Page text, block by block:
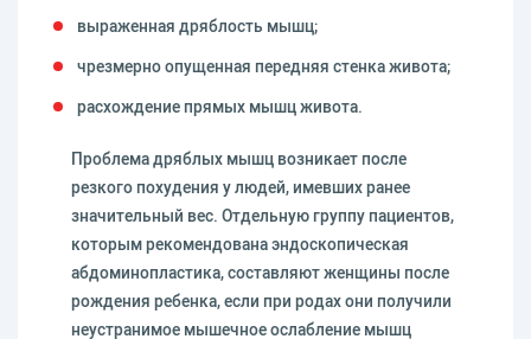
выраженная дряблость мышц;
чрезмерно опущенная передняя стенка живота;
расхождение прямых мышц живота.
Проблема дряблых мышц возникает после
резкого похудения у людей, имевших ранее
значительный вес. Отдельную группу пациентов,
которым рекомендована эндоскопическая
абдоминопластика, составляют женщины после
рождения ребенка, если при родах они получили
неустранимое мышечное ослабление мышц